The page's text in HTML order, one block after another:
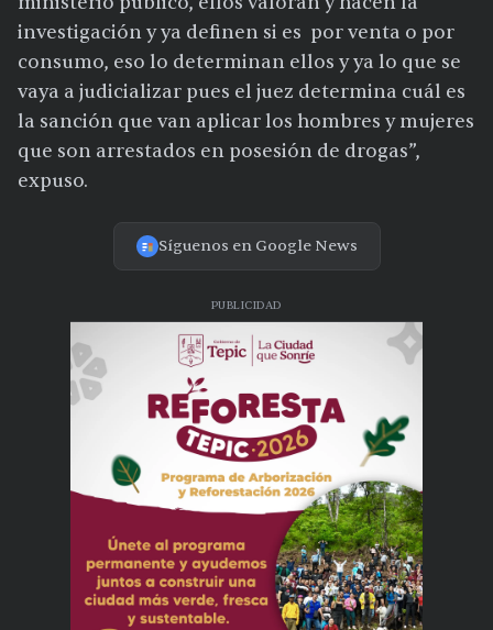
investigación y ya definen si es por venta o por
consumo, eso lo determinan ellos y ya lo que se
vaya a judicializar pues el juez determina cuál es
la sanción que van aplicar los hombres y mujeres
que son arrestados en posesión de drogas”,
expuso.
Síguenos en Google News
PUBLICIDAD